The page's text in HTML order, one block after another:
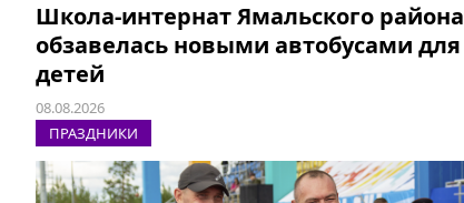
Школа-интернат Ямальского района
обзавелась новыми автобусами для
детей
08.08.2026
ПРАЗДНИКИ